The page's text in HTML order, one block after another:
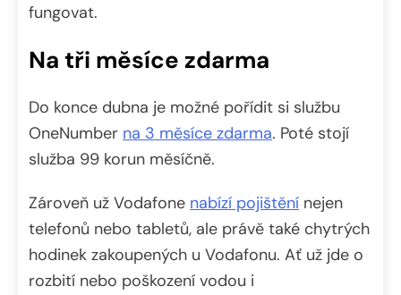
fungovat.
Na tři měsíce zdarma
Do konce dubna je možné pořídit si službu
OneNumber na 3 měsíce zdarma. Poté stojí
služba 99 korun měsíčně.
Zároveň už Vodafone nabízí pojištění nejen
telefonů nebo tabletů, ale právě také chytrých
hodinek zakoupených u Vodafonu. Ať už jde o
rozbití nebo poškození vodou i